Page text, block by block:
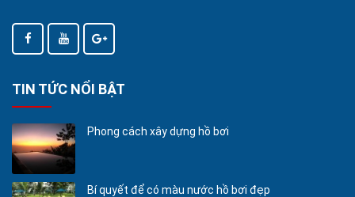
TIN TỨC NỔI BẬT
Phong cách xây dựng hồ bơi
Bí quyết để có màu nước hồ bơi đẹp